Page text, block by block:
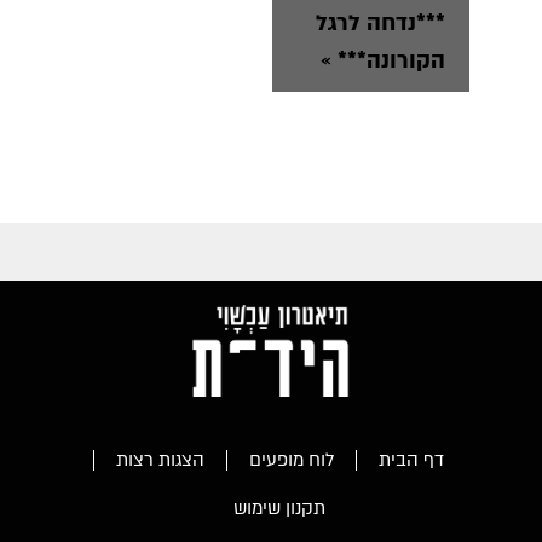
***נדחה לרגל
הקורונה*** »
דף הבית לוח מופעים
הצגות רצות
תקנון שימוש